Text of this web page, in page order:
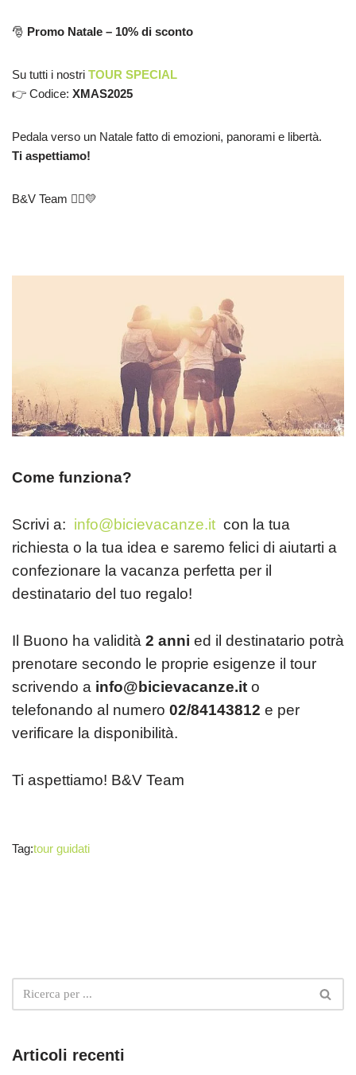
🎅 Promo Natale – 10% di sconto
Su tutti i nostri TOUR SPECIAL
👉 Codice: XMAS2025
Pedala verso un Natale fatto di emozioni, panorami e libertà.
Ti aspettiamo!
B&V Team 🚴‍♀️💛
Come funziona?
Scrivi a: info@bicievacanze.it con la tua
richiesta o la tua idea e saremo felici di aiutarti a
confezionare la vacanza perfetta per il
destinatario del tuo regalo!
Il Buono ha validità 2 anni ed il destinatario potrà
prenotare secondo le proprie esigenze il tour
scrivendo a info@bicievacanze.it o
telefonando al numero 02/84143812 e per
verificare la disponibilità.
Ti aspettiamo! B&V Team
Tag:tour guidati
Articoli recenti